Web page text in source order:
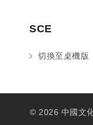
SCE
切換至桌機版
© 2026 中國文